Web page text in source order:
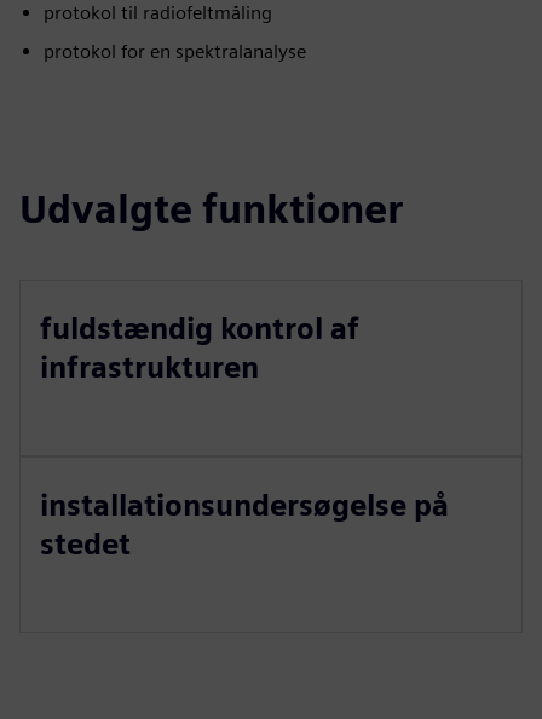
protokol til radiofeltmåling
protokol for en spektralanalyse
Udvalgte funktioner
fuldstændig kontrol af
infrastrukturen
installationsundersøgelse på
stedet